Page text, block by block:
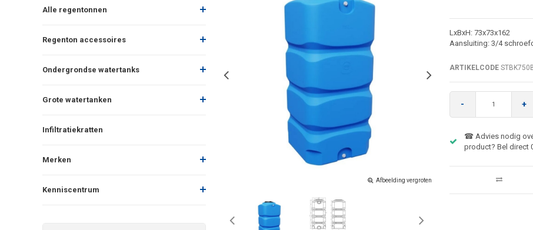
Alle regentonnen
Regenton accessoires
Ondergrondse watertanks
Grote watertanken
Infiltratiekratten
Merken
Kenniscentrum
Afbeelding vergroten
LxBxH: 73x73x162
Aansluiting: 3/4
ARTIKELCODE
- +
☎ Advies nodig
product? Bel direct